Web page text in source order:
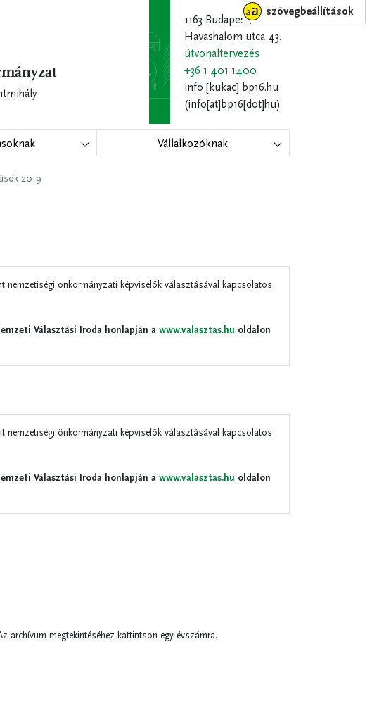
szövegbeállítások
1163 Budapest,
Havashalom utca 43.
útvonaltervezés
+36 1 401 1400
info [kukac] bp16.hu
(info[at]bp16[dot]hu)
Vállalkozóknak
2019
nemzetiségi önkormányzati képviselők választásával kapcsolatos
Választási Iroda honlapján a www.valasztas.hu oldalon
nemzetiségi önkormányzati képviselők választásával kapcsolatos
Választási Iroda honlapján a www.valasztas.hu oldalon
archívum megtekintéséhez kattintson egy évszámra.